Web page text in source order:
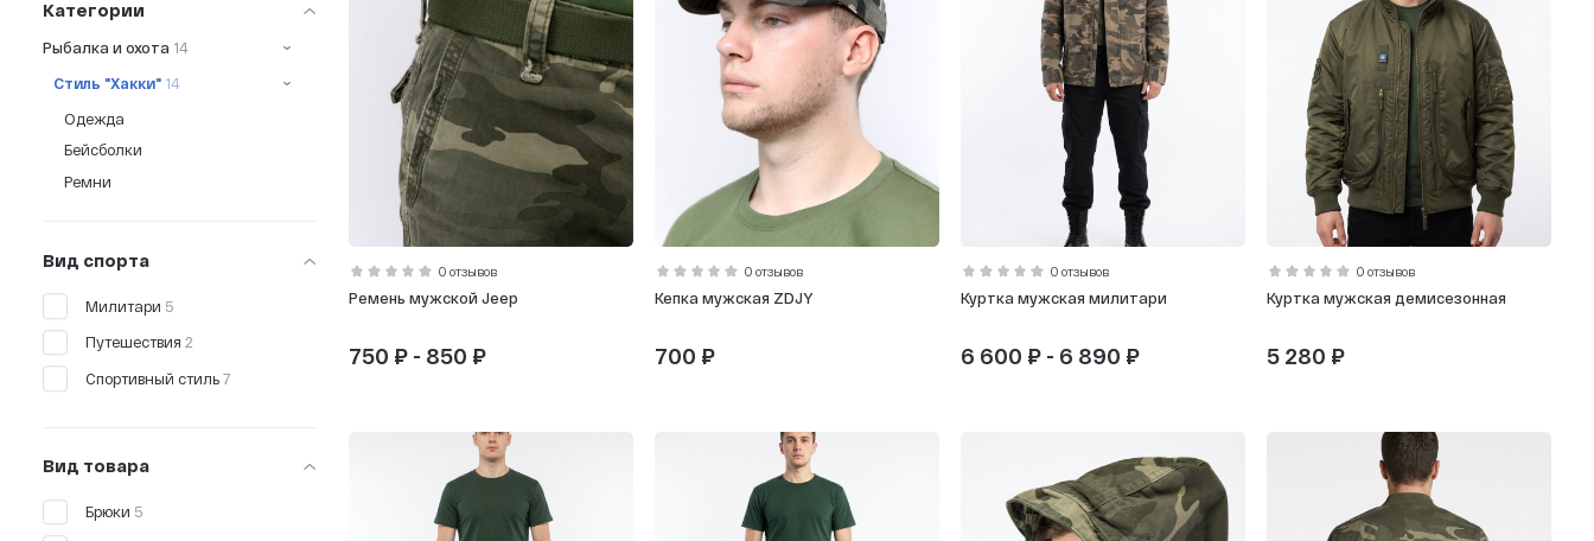
Категории
Рыбалка и охота 14
Стиль "Хакки" 14
Одежда
Бейсболки
Ремни
Вид спорта
Милитари 5
Путешествия 2
Спортивный стиль 7
Вид товара
Брюки 5
0 отзывов
Ремень мужской Jeep
750 ₽ - 850 ₽
0 отзывов
Кепка мужская ZDJY
700 ₽
0 отзывов
Куртка мужская милитари
6 600 ₽ - 6 890 ₽
0 отзывов
Куртка мужская демисезонная
5 280 ₽